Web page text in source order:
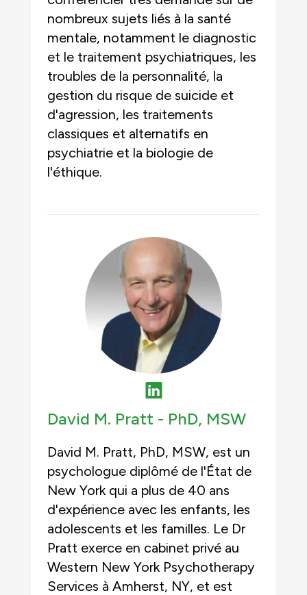
nombreux sujets liés à la santé
mentale, notamment le diagnostic
et le traitement psychiatriques, les
troubles de la personnalité, la
gestion du risque de suicide et
d'agression, les traitements
classiques et alternatifs en
psychiatrie et la biologie de
l'éthique.
David M. Pratt - PhD, MSW
David M. Pratt, PhD, MSW, est un
psychologue diplômé de l'État de
New York qui a plus de 40 ans
d'expérience avec les enfants, les
adolescents et les familles. Le Dr
Pratt exerce en cabinet privé au
Western New York Psychotherapy
Services à Amherst, NY, et est